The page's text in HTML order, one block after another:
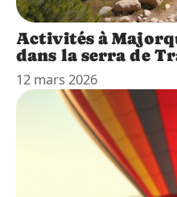
Activités à
dans la serra de
12 mars 2026